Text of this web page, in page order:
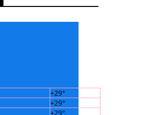
+29° +
+29° +
+29° +